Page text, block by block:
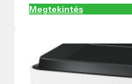
Megtekintés